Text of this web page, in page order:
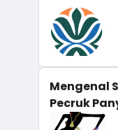
Mengenal
Pecruk